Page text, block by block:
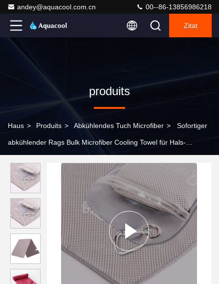
andey@aquacool.com.cn 00--86-13856986218
Zitat
produits
Haus > Produits > Abkühlendes Tuch Microfiber > Sofortiger
abkühlender Rags Bulk Microfiber Cooling Towel für Hals-